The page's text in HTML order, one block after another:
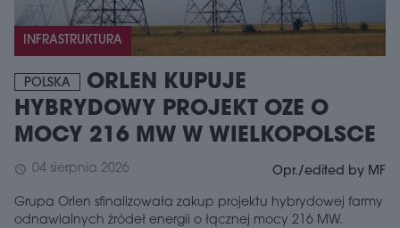
INFRASTRUKTURA
POLSKA
ORLEN KUPUJE
HYBRYDOWY PROJEKT OZE O
MOCY 216 MW W WIELKOPOLSCE
schedule 04 sierpnia 2026 Opr./edited by MF
Grupa Orlen sfinalizowała zakup projektu hybrydowej farmy
odnawialnych źródeł energii o łącznej mocy 216 MW.